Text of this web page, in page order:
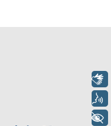
órgãos da 2ª